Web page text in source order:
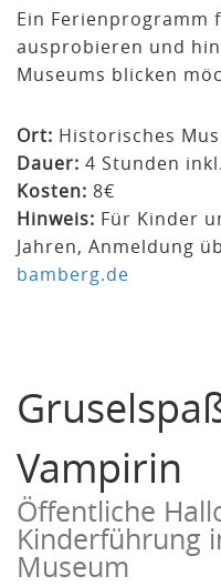
Ein Ferienprogramm
ausprobieren und
Museums blicken
Ort: Historisches
Dauer: 4 Stunden
Kosten: 8€
Hinweis: Für Kinder
Jahren, Anmeldung
bamberg.de
Vampirin
Öffentliche
Kinderführung
Museum